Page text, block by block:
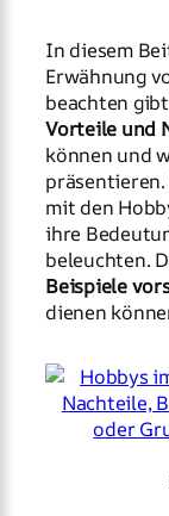
In diesem
Erwähnung
beachten
Vorteile und
können und
mit den
ihre
beleuchten.
Beispiele
dienen